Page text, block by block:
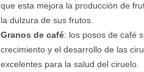
que esta mejora la producción de
la dulzura de sus frutos.
Granos de café: los posos de café
crecimiento y el desarrollo de las
excelentes para la salud del ciruelo.